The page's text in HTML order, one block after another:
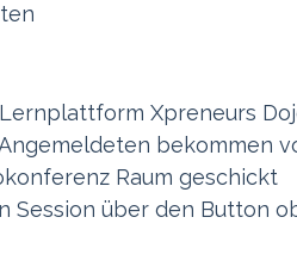
Xpreneurs
bekommen
Raum geschickt
Session über den Button